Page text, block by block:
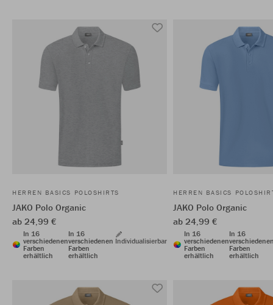
HERREN BASICS POLOSHIRTS
JAKO Polo Organic
ab 24,99 €
In 16
verschiedenen
Farben
erhältlich
In 16
verschiedenen
Farben
erhältlich
Individualisierbar
HERREN BASICS
JAKO Polo Organic
ab 24,99 €
In 16
verschiedenen
Farben
erhältlich
In 16
Farben
erhältlich